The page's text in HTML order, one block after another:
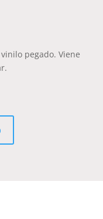
pegado. Viene